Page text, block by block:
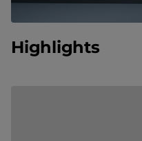
Highlights